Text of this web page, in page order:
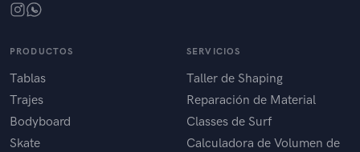
PRODUCTOS
Tablas
Trajes
Bodyboard
Skate
SERVICIOS
Taller de Shaping
Reparación de Material
Classes de Surf
Calculadora de Volumen de